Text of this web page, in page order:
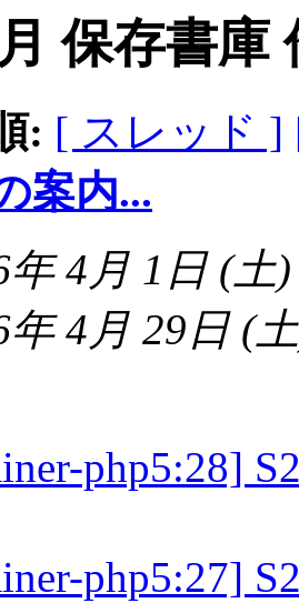
保存書庫
: [ スレッド ]
案内...
年 4月 1日 (土
年 4月 29日 (
php5:28]
php5:27]